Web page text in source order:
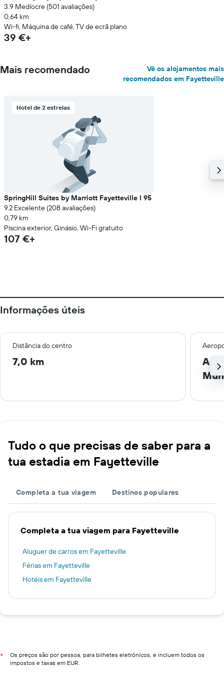
3.9 Medíocre (501 avaliações)
0,64 km
Wi-fi, Máquina de café, TV de ecrã plano
39 €+
Mais recomendado
Vê os alojamentos mais
recomendados em Fayetteville
Hotel de 2 estrelas
SpringHill Suites by Marriott Fayetteville I 95
9.2 Excelente (208 avaliações)
0,79 km
Piscina exterior, Ginásio, Wi-Fi gratuito
107 €+
Informações úteis
Distância do centro
7,0 km
Tudo o que precisas de saber para a
tua estadia em Fayetteville
Completa a tua viagem Destinos populares
Completa a tua viagem para Fayetteville
Aluguer de carros em Fayetteville
Férias em Fayetteville
Hotéis em Fayetteville
*
Os preços são por pessoa, para bilhetes eletrónicos, e incluem todos os
impostos e taxas em EUR.